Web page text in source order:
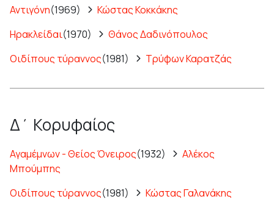
Αντιγόνη(1969)
Κώστας Κοκκάκης
Ηρακλείδαι(1970)
Θάνος Δαδινόπουλος
Οιδίπους τύραννος(1981) Τρύφων Καρατζάς
Δ΄ Κορυφαίος
Αγαμέμνων - Θείος Όνειρος(1932)
Αλέκος
Μπούμπης
Οιδίπους τύραννος(1981) Κώστας Γαλανάκης